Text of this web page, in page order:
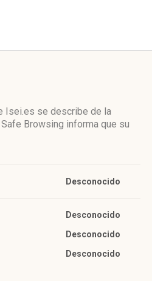
Isei.es se describe de la
Browsing informa que su
Desconocido
Desconocido
Desconocido
Desconocido